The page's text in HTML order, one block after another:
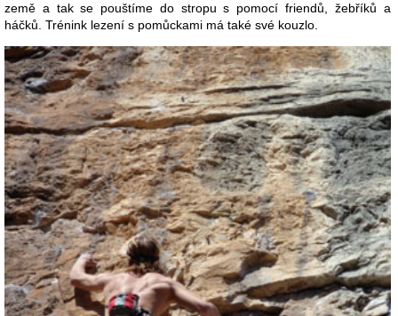
země a tak se pouštíme do stropu s pomocí friendů, žebříků a
háčků. Trénink lezení s pomůckami má také své kouzlo.